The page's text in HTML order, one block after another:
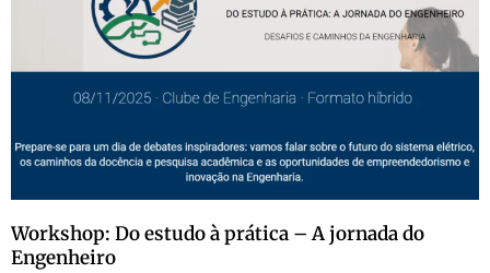
Workshop: Do estudo à prática – A jornada do
Engenheiro